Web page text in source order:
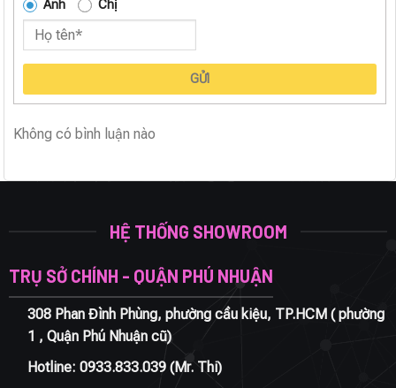
Anh Chị
GỬI
Không có bình luận nào
HỆ THỐNG SHOWROOM
TRỤ SỞ CHÍNH - QUẬN PHÚ NHUẬN
308 Phan Đình Phùng, phường cầu kiệu, TP.HCM ( phường
1 , Quận Phú Nhuận cũ)
Hotline: 0933.833.039(Mr. Thi)